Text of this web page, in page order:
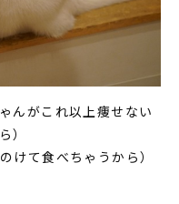
んがこれ以上痩せない
）
けて食べちゃうから）